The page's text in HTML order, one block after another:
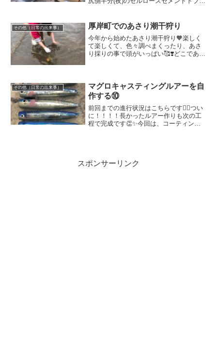
なかなか大変😱さらに、臭すぎるため途
中から物...
その他（日常の出来事） 厚岸町でのあさり潮干狩り
今年から始めたあさり潮干狩り🧡楽しく
て楽しくて、色々調べまくったり、あさ
り採りの事で頭がいっぱい🥰❣️どこであさ
岸町と言えば、思い出...
その他（日常の出来事）
マグロキャスティングルアーを自
作する⑩
前回までの進行状況はこちらです💁‍♀️つい
に！！！！長かったルアー作りも次の工
程で完成です👏✨今回は、コーティング
スポンサーリンク